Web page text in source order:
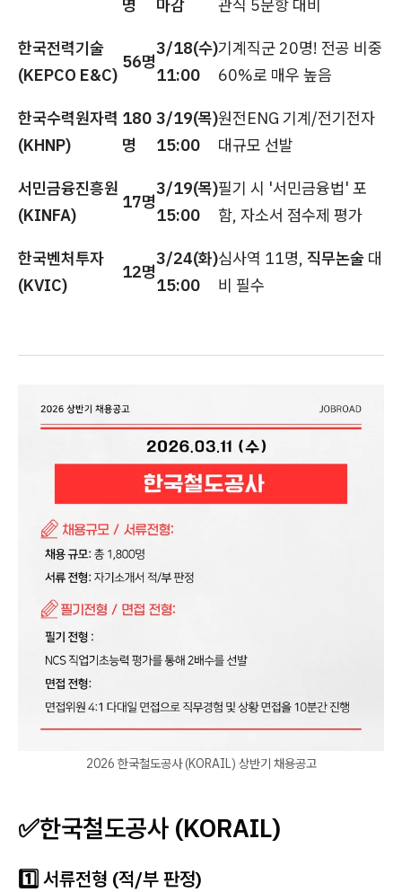
명 마감 관식 5문항 대비
한국전력기술
(KEPCO E&C)
56명
3/18(수)
11:00
기계직군 20명! 전공 비중
60%로 매우 높음
한국수력원자력
(KHNP)
180
명
3/19(목)
15:00
원전ENG 기계/전기전자
대규모 선발
서민금융진흥원
(KINFA)
17명
3/19(목)
15:00
필기 시 '서민금융법' 포
함, 자소서 점수제 평가
한국벤처투자
(KVIC)
12명
3/24(화)
15:00
심사역 11명, 직무논술 대
비 필수
2026 한국철도공사 (KORAIL) 상반기 채용공고
✅한국철도공사 (KORAIL)
1️⃣ 서류전형 (적/부 판정)